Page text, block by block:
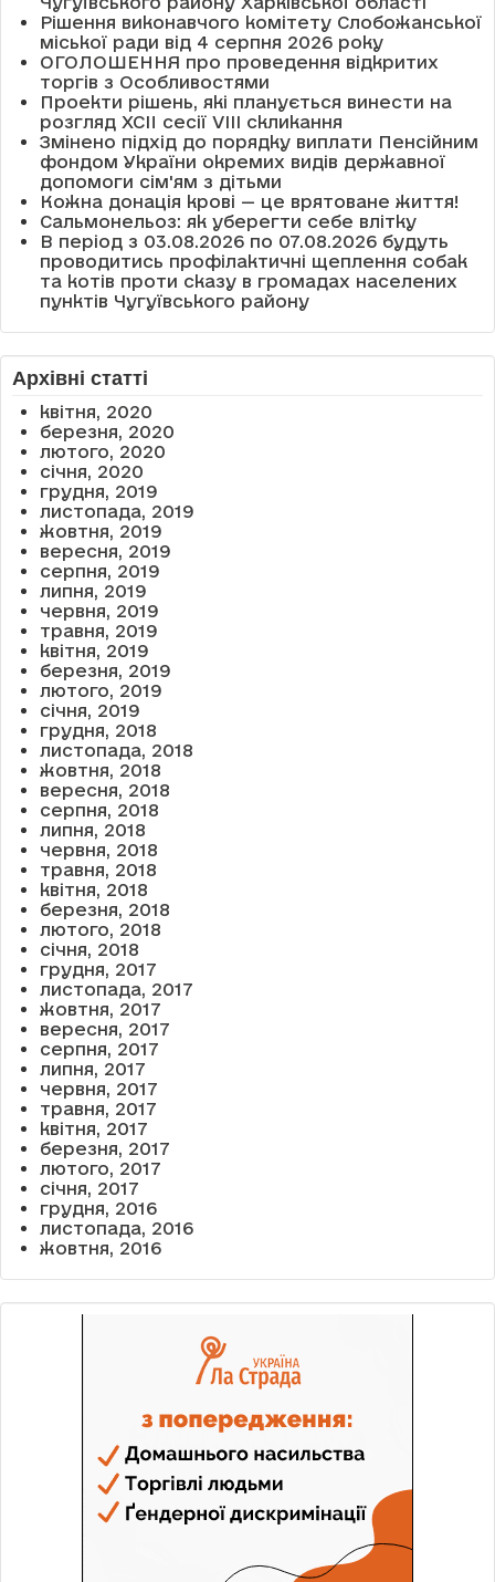
Рішення виконавчого комітету Слобожанської
міської ради від 4 серпня 2026 року
ОГОЛОШЕННЯ про проведення відкритих
торгів з Особливостями
Проекти рішень, які планується винести на
розгляд XCII сесії VІІІ скликання
Змінено підхід до порядку виплати Пенсійним
фондом України окремих видів державної
допомоги сім'ям з дітьми
Кожна донація крові — це врятоване життя!
Сальмонельоз: як уберегти себе влітку
В період з 03.08.2026 по 07.08.2026 будуть
проводитись профілактичні щеплення собак
та котів проти сказу в громадах населених
пунктів Чугуївського району
Архівні статті
квітня, 2020
березня, 2020
лютого, 2020
січня, 2020
грудня, 2019
листопада, 2019
жовтня, 2019
вересня, 2019
серпня, 2019
липня, 2019
червня, 2019
травня, 2019
квітня, 2019
березня, 2019
лютого, 2019
січня, 2019
грудня, 2018
листопада, 2018
жовтня, 2018
вересня, 2018
серпня, 2018
липня, 2018
червня, 2018
травня, 2018
квітня, 2018
березня, 2018
лютого, 2018
січня, 2018
грудня, 2017
листопада, 2017
жовтня, 2017
вересня, 2017
серпня, 2017
липня, 2017
червня, 2017
травня, 2017
квітня, 2017
березня, 2017
лютого, 2017
січня, 2017
грудня, 2016
листопада, 2016
жовтня, 2016